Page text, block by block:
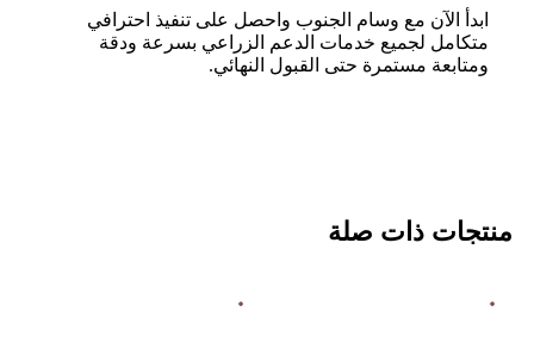
ابدأ الآن مع وسام الجنوب واحصل على تنفيذ احترافي
متكامل لجميع خدمات الدعم الزراعي بسرعة ودقة
ومتابعة مستمرة حتى القبول النهائي.
منتجات ذات صلة